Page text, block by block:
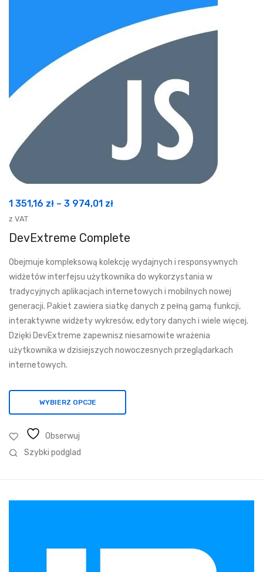
1 351,16 zł – 3 974,01 złZakres
od
351,16 zł
do
3
974,01 zł
z VAT
DevExtreme Complete
Obejmuje kompleksową kolekcję wydajnych i responsywnych
widżetów interfejsu użytkownika do wykorzystania w
tradycyjnych aplikacjach internetowych i mobilnych nowej
generacji. Pakiet zawiera siatkę danych z pełną gamą funkcji,
interaktywne widżety wykresów, edytory danych i wiele więcej.
Dzięki DevExtreme zapewnisz niesamowite wrażenia
użytkownika w dzisiejszych nowoczesnych przeglądarkach
internetowych.
WYBIERZ OPCJE
Obserwuj
Szybki podglad